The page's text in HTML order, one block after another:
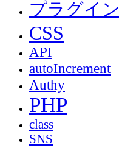
プラグイン
CSS
API
autoIncrement
Authy
PHP
class
SNS